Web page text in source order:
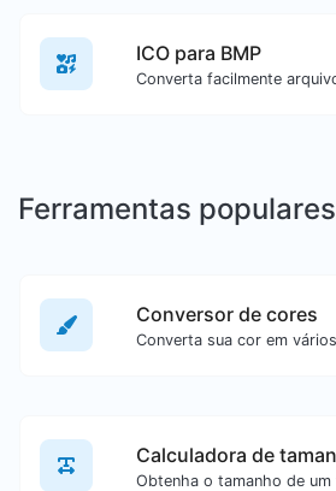
ICO para BMP
Ferramentas populares
Conversor de cores